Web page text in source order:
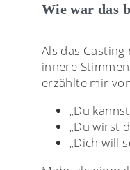
Wie war das
Als das
innere
erzählte mir
„Du
„Du wirst
„Dich will